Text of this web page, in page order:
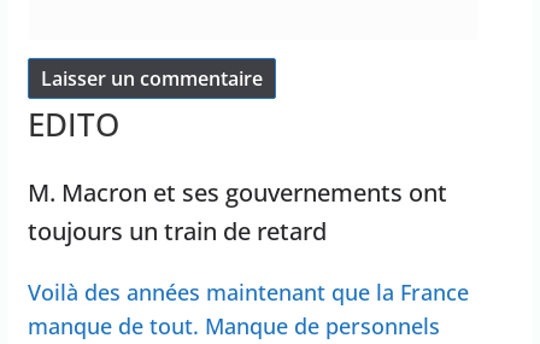
EDITO
M. Macron et ses gouvernements ont
toujours un train de retard
Voilà des années maintenant que la France
manque de tout. Manque de personnels